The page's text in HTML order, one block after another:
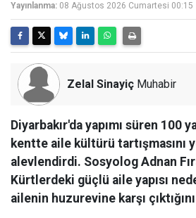
Yayınlanma: 08 Ağustos 2026 Cumartesi 00:15
Zelal Sinayiç Muhabir
Diyarbakır'da yapımı süren 100
kentte aile kültürü tartışmasını
alevlendirdi. Sosyolog Adnan
Kürtlerdeki güçlü aile yapısı
ailenin huzurevine karşı